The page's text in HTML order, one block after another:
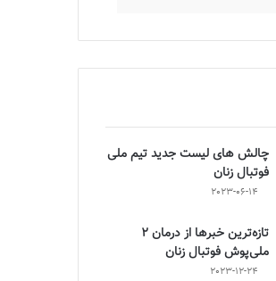
چالش هاى ليست جدید تيم ملى
فوتبال زنان
2023-06-14
تازه‌ترین خبرها از درمان ۲
ملی‌پوش فوتبال زنان
2023-12-24